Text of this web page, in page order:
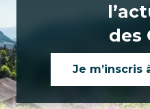
des
Je m’inscris